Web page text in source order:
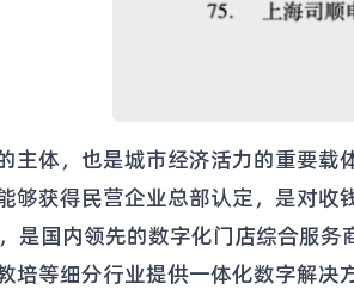
主体，也是城市经济活力的重要
够获得民营企业总部认定，是对收
是国内领先的数字化门店综合服
培等细分行业提供一体化数字解